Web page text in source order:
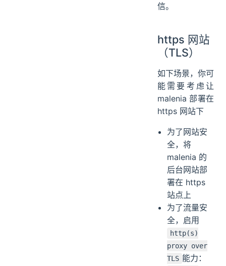
信。
https 网站
（TLS）
如下场景，你可
能需要考虑让
malenia 部署在
https 网站下
为了网站安
全，将
malenia 的
后台网站部
署在 https
站点上
为了流量安
全，启用
http(s)
proxy over
TLS 能力：